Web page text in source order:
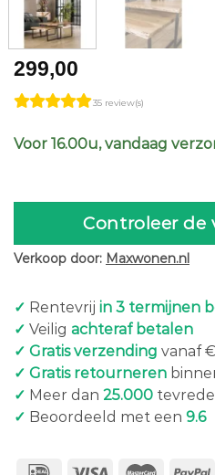
299,00
35 review(s)
Voor 16.00u, vandaag
Controleer de
Verkoop door: Maxwonen.nl
✓ Rentevrij in 3 termijnen
✓ Veilig achteraf betalen
✓ Gratis verzending vanaf
✓ Gratis retourneren
✓ Meer dan 25.000
✓ Beoordeeld met een 9.6